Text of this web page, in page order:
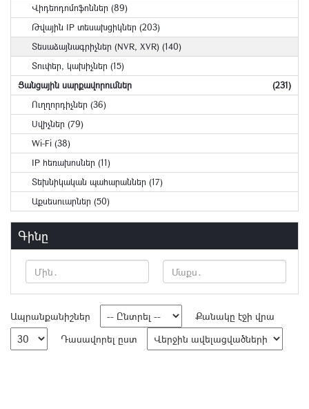
Վիդեոդոմոֆոններ (89)
Թվային IP տեսախցիկներ (203)
Տեսաձայնագրիչներ (NVR, XVR) (140)
Տուփեր, կախիչներ (15)
Ցանցային սարքավորումներ
(231)
Ուղղորդիչներ (36)
Սվիչներ (79)
Wi-Fi (38)
IP հեռախոսներ (11)
Տեխնիկական պահարաններ (17)
Աքսեսուարներ (50)
Գինը
Ապրանքանիշներ
Քանակը էջի վրա
Դասավորել ըստ